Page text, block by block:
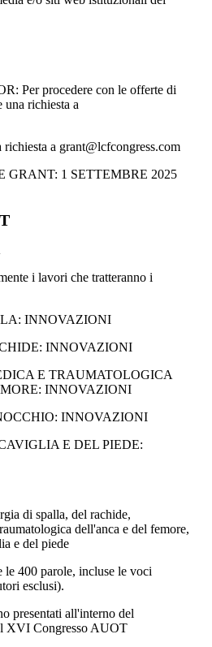
Per procedere con le offerte di
una richiesta a
a grant@lcfcongress.com
GRANT: 1 SETTEMBRE 2025
i lavori che tratteranno i
INNOVAZIONI
INNOVAZIONI
E TRAUMATOLOGICA
INNOVAZIONI
INNOVAZIONI
E DEL PIEDE:
di spalla, del rachide,
dell'anca e del femore,
e del piede
le 400 parole, incluse le voci
esclusi).
presentati all'interno del
XVI Congresso AUOT